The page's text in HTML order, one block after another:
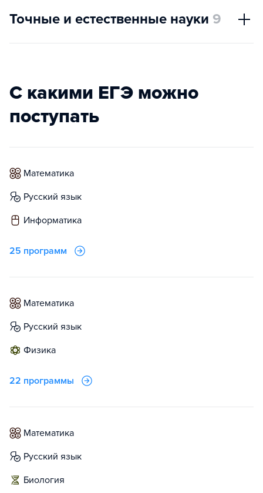
Точные и естественные науки 9
С какими ЕГЭ можно
поступать
математика
русский язык
информатика
25 программ
математика
русский язык
физика
22 программы
математика
русский язык
биология